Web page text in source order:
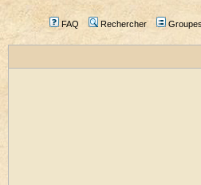
FAQ Rechercher